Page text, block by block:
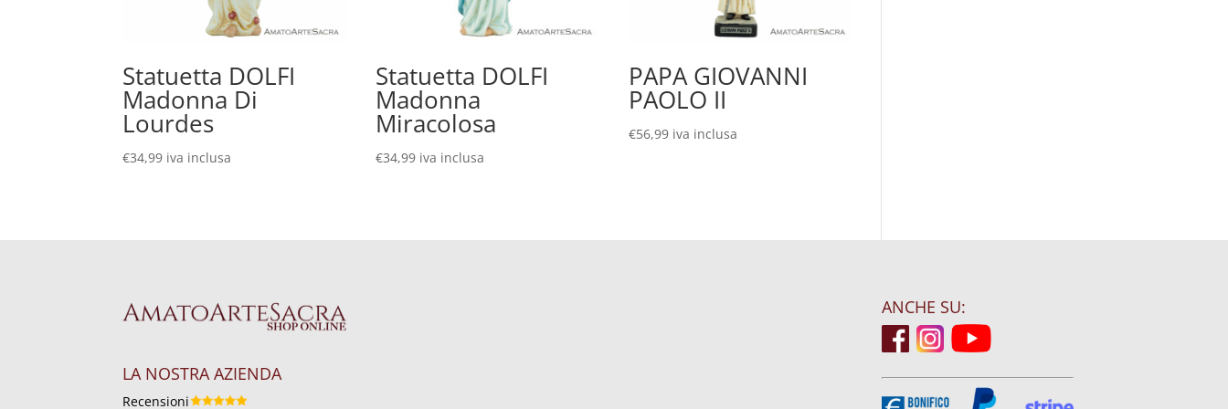
Statuetta DOLFI
Madonna Di
Lourdes
€34,99 iva inclusa
Statuetta DOLFI
Madonna
Miracolosa
€34,99 iva inclusa
PAPA GIOVANNI
PAOLO II
€56,99 iva inclusa
LA NOSTRA AZIENDA
Recensioni
ANCHE SU: